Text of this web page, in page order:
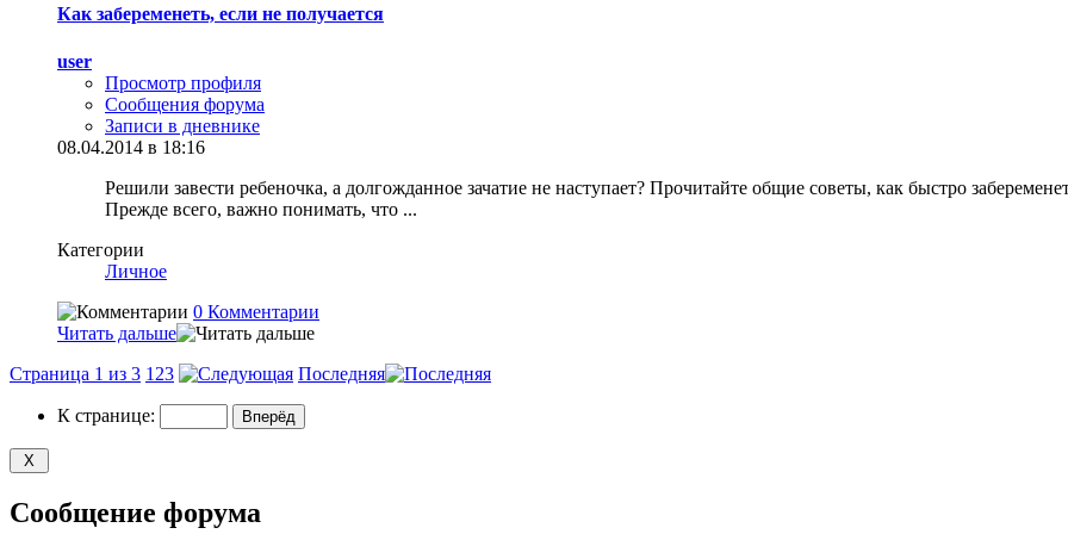
Как забеременеть, если не получается
user
Просмотр профиля
Сообщения форума
Записи в дневнике
08.04.2014 в 18:16
Решили завести ребеночка, а долгожданное зачатие не наступает? Прочитайте общие советы, как быстро
Прежде всего, важно понимать, что ...
Категории
Личное
0 Комментарии
Читать дальше
Страница 1 из 3 1 23 Последняя
К странице:
Сообщение форума